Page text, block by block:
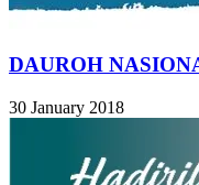
DAUROH
30 January 2018